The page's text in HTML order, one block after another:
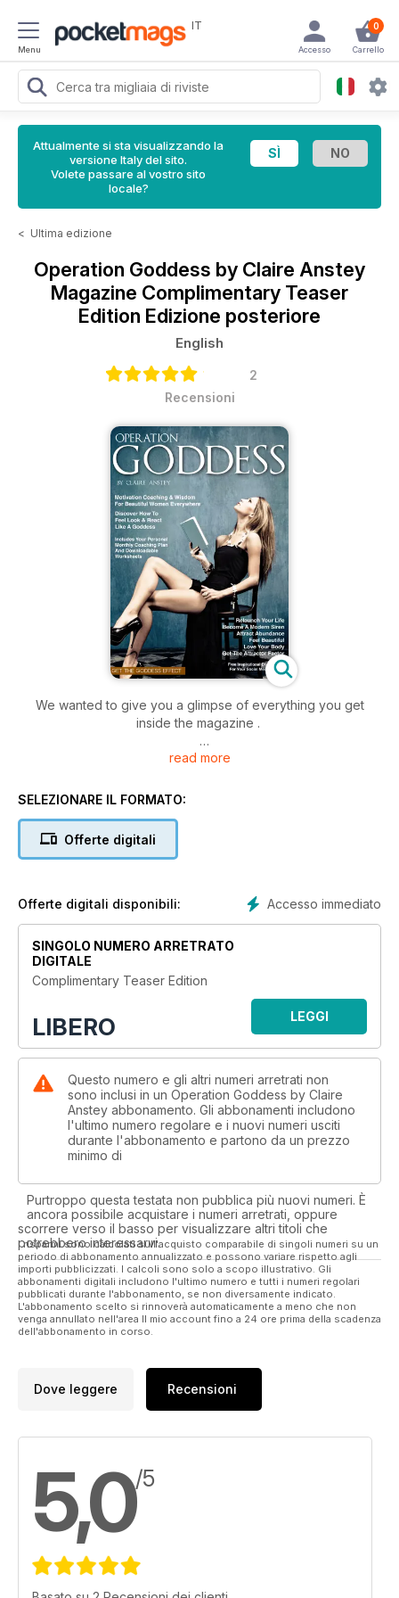
Menu
IT 0
Carrello
Accesso
Attualmente si sta visualizzando la
versione Italy del sito.
Volete passare al vostro sito
locale?
< Ultima edizione
Operation Goddess by Claire Anstey
Magazine Complimentary Teaser
Edition Edizione posteriore
English
2
Recensioni
We wanted to give you a glimpse of everything you get
inside the magazine .
Operation Goddess is 2 magazines in one - a positive
plan that includes video training, a manual and worksheets
Each month includes lifestyle articles, expert interviews,
spiritual & success wisdom PLUS your downloadable
This teaser example gives you examples of the video
Try this teaser and then download this months magazine to
feel the benefits of Claire Anstey's personal coaching in full.
read more
SELEZIONARE IL FORMATO:
Offerte digitali
Accesso immediato
Offerte digitali disponibili:
SINGOLO NUMERO ARRETRATO
DIGITALE
Complimentary Teaser Edition
LIBERO LEGGI
Questo numero e gli altri numeri arretrati non
sono inclusi in un Operation Goddess by Claire
Anstey abbonamento. Gli abbonamenti includono
l'ultimo numero regolare e i nuovi numeri usciti
durante l'abbonamento e partono da un prezzo
minimo di
Purtroppo questa testata non pubblica più nuovi numeri. È
ancora possibile acquistare i numeri arretrati, oppure
scorrere verso il basso per visualizzare altri titoli che
potrebbero interessarvi.
I risparmi sono calcolati sull'acquisto comparabile di singoli numeri su un
periodo di abbonamento annualizzato e possono variare rispetto agli
importi pubblicizzati. I calcoli sono solo a scopo illustrativo. Gli
abbonamenti digitali includono l'ultimo numero e tutti i numeri regolari
pubblicati durante l'abbonamento, se non diversamente indicato.
L'abbonamento scelto si rinnoverà automaticamente a meno che non
venga annullato nell'area Il mio account fino a 24 ore prima della scadenza
dell'abbonamento in corso.
Dove leggere Recensioni
5,0/5